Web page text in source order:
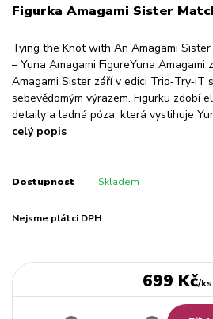
Figurka Amagami Sister
Tying the Knot with An Amagami Sister
– Yuna Amagami FigureYuna
Amagami Sister září v edici Trio‑Try‑iT
sebevědomým výrazem. Figurku zdobí
detaily a ladná póza, která vystihuje
celý popis
Dostupnost Skladem
Nejsme plátci DPH
699 Kč/ks